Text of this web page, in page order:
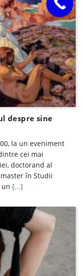
despre sine
la un eveniment
cei mai
doctorand al
în Studii
un [...]